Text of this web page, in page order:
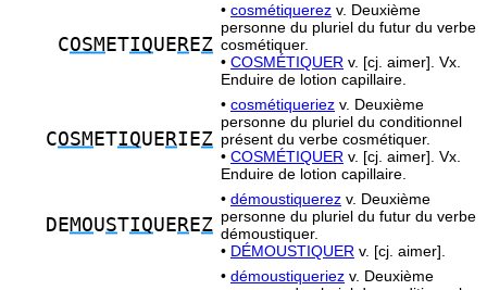
COSM ETIQUE REZ
• cosmétiquerez v. Deuxième
personne du pluriel du futur du verbe
cosmétiquer.
• COSMÉTIQUER v. [cj. aimer]. Vx.
Enduire de lotion capillaire.
COSM ETIQUE RIEZ
• cosmétiqueriez v. Deuxième
personne du pluriel du conditionnel
présent du verbe cosmétiquer.
• COSMÉTIQUER v. [cj. aimer]. Vx.
Enduire de lotion capillaire.
DEMOUSTIQUE REZ
• démoustiquerez v. Deuxième
personne du pluriel du futur du verbe
démoustiquer.
• DÉMOUSTIQUER v. [cj. aimer].
• démoustiqueriez v. Deuxième